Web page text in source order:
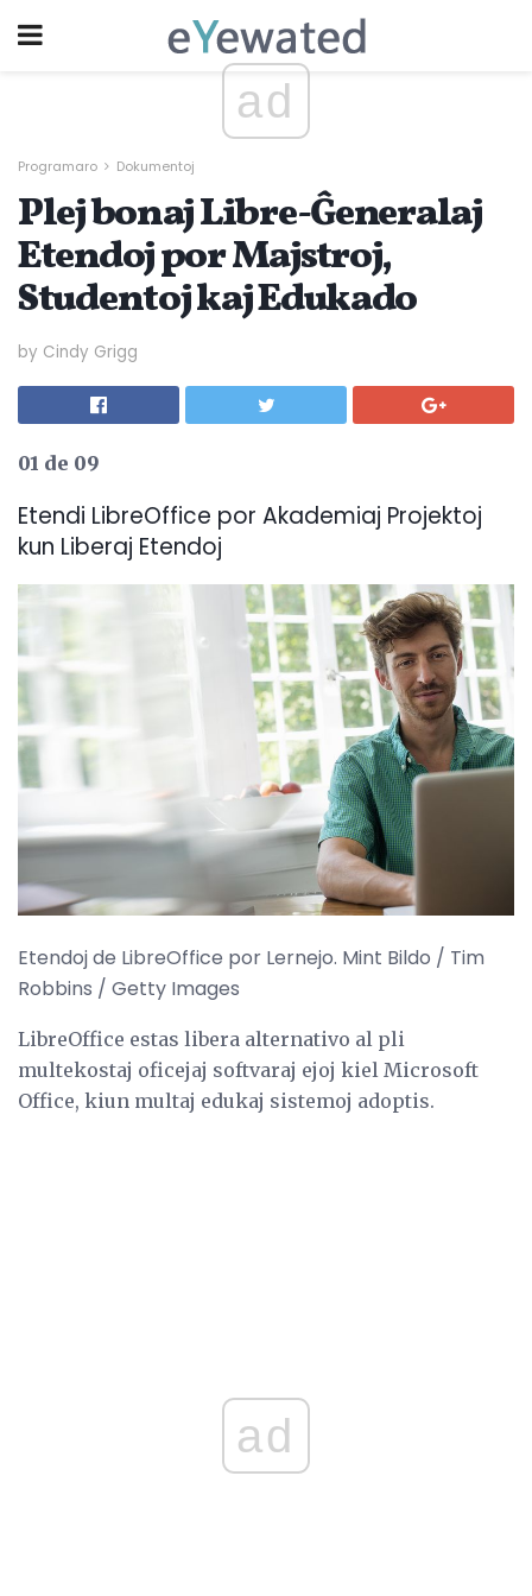
ad
Programaro Dokumentoj
Plej bonaj Libre-Ĝeneralaj
Etendoj por Majstroj,
Studentoj kaj Edukado
by Cindy Grigg
01 de 09
Etendi LibreOffice por Akademiaj Projektoj
kun Liberaj Etendoj
Etendoj de LibreOffice por Lernejo. Mint Bildo / Tim
Robbins / Getty Images
LibreOffice estas libera alternativo al pli
multekostaj oficejaj softvaraj ejoj kiel Microsoft
Office, kiun multaj edukaj sistemoj adoptis.
ad